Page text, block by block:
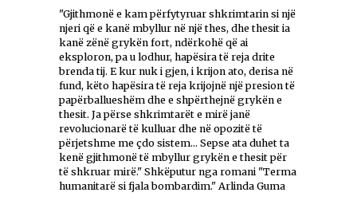
"Gjithmonë e kam përfytyruar shkrimtarin si një
njeri që e kanë mbyllur në një thes, dhe thesit ia
kanë zënë grykën fort, ndërkohë që ai
eksploron, pa u lodhur, hapësira të reja drite
brenda tij. E kur nuk i gjen, i krijon ato, derisa në
fund, këto hapësira të reja krijojnë një presion të
papërballueshëm dhe e shpërthejnë grykën e
thesit. Ja përse shkrimtarët e mirë janë
revolucionarë të kulluar dhe në opozitë të
përjetshme me çdo sistem... Sepse ata duhet ta
kenë gjithmonë të mbyllur grykën e thesit për
të shkruar mirë." Shkëputur nga romani "Terma
humanitarë si fjala bombardim." Arlinda Guma